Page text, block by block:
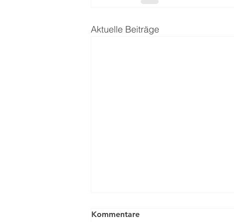
Aktuelle Beiträge
Nachruf Jutta Dohrendorf
Kommentare